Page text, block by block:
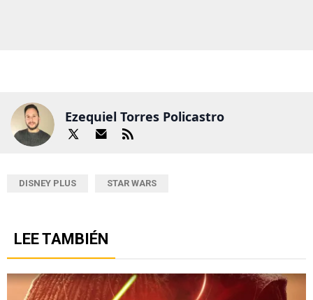
Ezequiel Torres Policastro
DISNEY PLUS STAR WARS
LEE TAMBIÉN